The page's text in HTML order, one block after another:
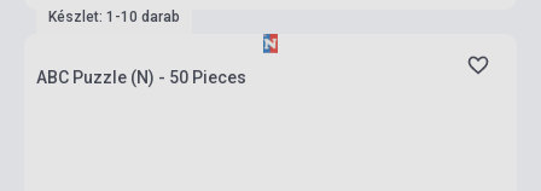
Készlet: 1-10 darab
ABC Puzzle (N) - 50 Pieces